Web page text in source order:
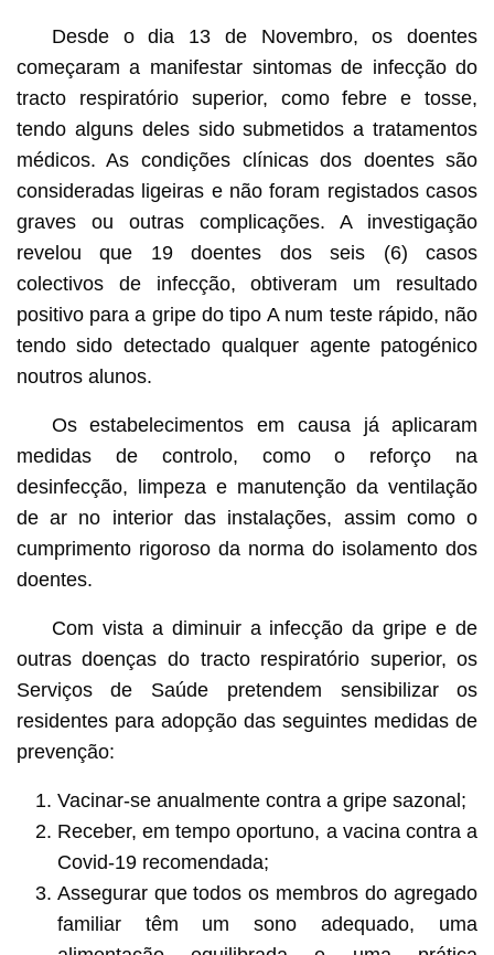
Desde o dia 13 de Novembro, os doentes
começaram a manifestar sintomas de infecção do
tracto respiratório superior, como febre e tosse,
tendo alguns deles sido submetidos a tratamentos
médicos. As condições clínicas dos doentes são
consideradas ligeiras e não foram registados casos
graves ou outras complicações. A investigação
revelou que 19 doentes dos seis (6) casos
colectivos de infecção, obtiveram um resultado
positivo para a gripe do tipo A num teste rápido, não
tendo sido detectado qualquer agente patogénico
noutros alunos.
Os estabelecimentos em causa já aplicaram
medidas de controlo, como o reforço na
desinfecção, limpeza e manutenção da ventilação
de ar no interior das instalações, assim como o
cumprimento rigoroso da norma do isolamento dos
doentes.
Com vista a diminuir a infecção da gripe e de
outras doenças do tracto respiratório superior, os
Serviços de Saúde pretendem sensibilizar os
residentes para adopção das seguintes medidas de
prevenção:
Vacinar-se anualmente contra a gripe sazonal;
Receber, em tempo oportuno, a vacina contra a
Covid-19 recomendada;
Assegurar que todos os membros do agregado
familiar têm um sono adequado, uma